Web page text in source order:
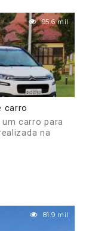
95.6 mil
carro
um carro para
na
81.9 mil